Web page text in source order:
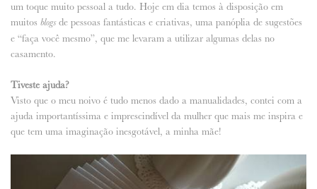
um toque muito pessoal a tudo. Hoje em dia temos à disposição em
muitos blogsde pessoas fantásticas e criativas, uma panóplia de sugestões
e “faça você mesmo”, que me levaram a utilizar algumas delas no
casamento.
Tiveste ajuda?
Visto que o meu noivo é tudo menos dado a manualidades, contei com a
ajuda importantíssima e imprescindível da mulher que mais me inspira e
que tem uma imaginação inesgotável, a minha mãe!